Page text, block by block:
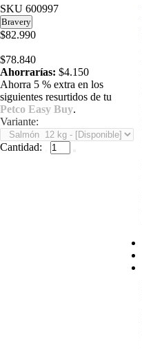
SKU 600997
Bravery
$82.990
$78.840
Ahorrarías: $4.150
Ahorra 5 % extra en los
siguientes resurtidos de tu
Petco Easy Buy.
Variante:
Cantidad: